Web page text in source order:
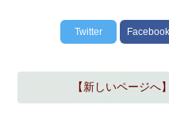
Twitter Facebook
【新しいページへ】